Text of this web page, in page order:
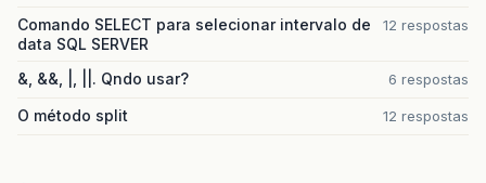
Comando SELECT para selecionar intervalo de
data SQL SERVER
12 respostas
&, &&, |, ||. Qndo usar? 6 respostas
O método split 12 respostas